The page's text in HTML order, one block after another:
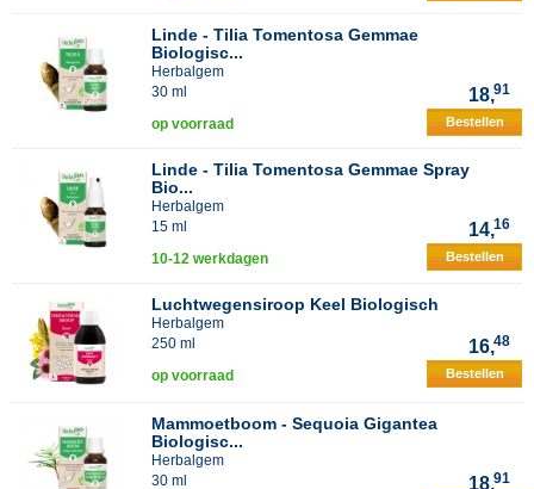
Linde - Tilia Tomentosa Gemmae
Biologisc...
Herbalgem
30 ml
18,91
op voorraad Bestellen
Linde - Tilia Tomentosa Gemmae Spray
Bio...
Herbalgem
15 ml
14,16
10-12 werkdagen Bestellen
Luchtwegensiroop Keel Biologisch
Herbalgem
250 ml
16,48
op voorraad Bestellen
Mammoetboom - Sequoia Gigantea
Biologisc...
Herbalgem
30 ml
18,91